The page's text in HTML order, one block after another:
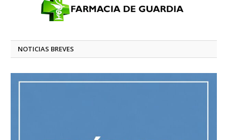
NOTICIAS BREVES